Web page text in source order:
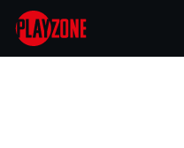
Přejít
hlavnímu